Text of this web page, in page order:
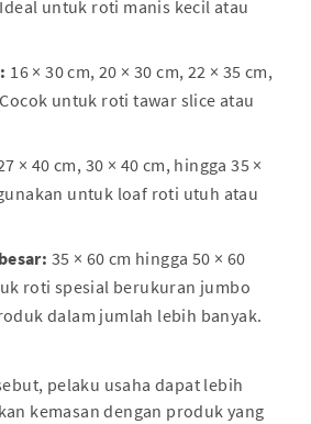
untuk roti manis kecil atau
16 × 30 cm, 20 × 30 cm, 22 × 35 cm,
untuk roti tawar slice atau
× 40 cm, 30 × 40 cm, hingga 35 ×
untuk loaf roti utuh atau
35 × 60 cm hingga 50 × 60
roti spesial berukuran jumbo
dalam jumlah lebih banyak.
pelaku usaha dapat lebih
kemasan dengan produk yang